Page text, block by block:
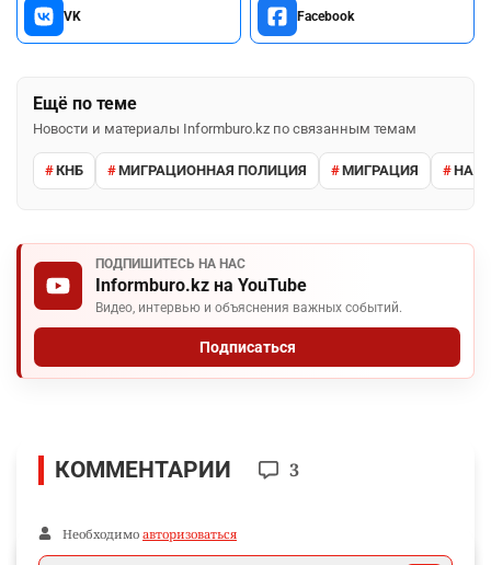
VK Facebook
Ещё по теме
Новости и материалы Informburo.kz по связанным темам
КНБ МИГРАЦИОННАЯ ПОЛИЦИЯ МИГРАЦИЯ
ПОДПИШИТЕСЬ НА НАС
Informburo.kz на YouTube
Видео, интервью и объяснения важных событий.
Подписаться
КОММЕНТАРИИ 3
Необходимо авторизоваться